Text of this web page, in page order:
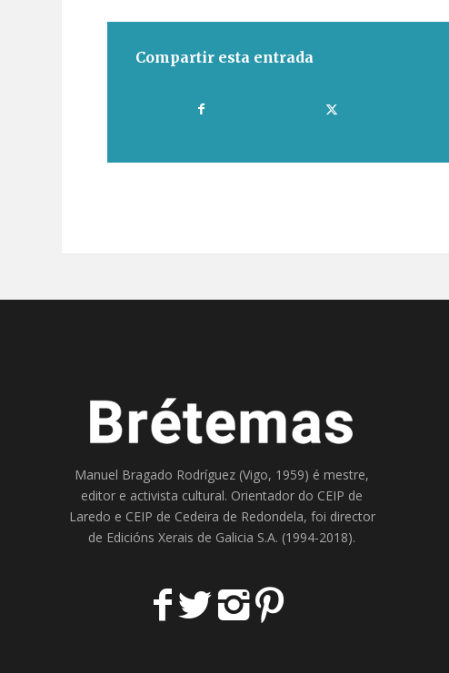
Compartir esta entrada
Manuel Bragado Rodríguez (Vigo, 1959) é mestre,
editor e activista cultural. Orientador do CEIP de
Laredo e CEIP de Cedeira de Redondela, foi director
de Edicións Xerais de Galicia S.A. (1994-2018).